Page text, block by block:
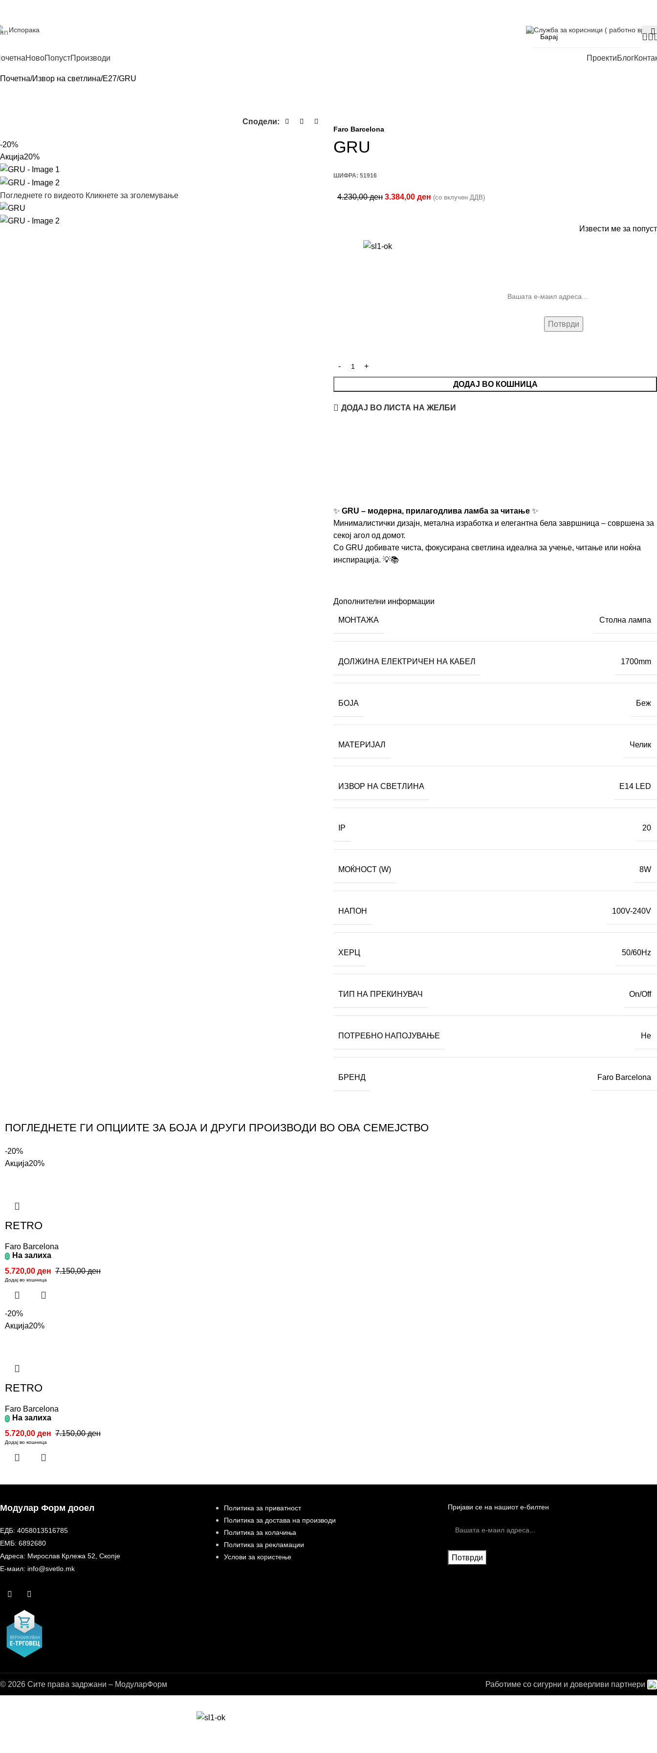
Испорака Служба за корисници ( работно
НовоПопустПроизводи ПроектиБлог
Почетна Извор на светлина E27 GRU
Сподели:
-20%
Акција20%
Погледнете го видеото Кликнете за зголемување
Faro Barcelona
GRU
ШИФРА: 51916
4.230,00ден 3.384,00 ден (со вклучен ДДВ)
Извести ме за попуст
ДОДАЈ ВО КОШНИЦА
ДОДАЈ ВО ЛИСТА НА ЖЕЛБИ
✨ GRU – модерна, прилагодлива ламба за читање ✨
Минималистички дизајн, метална изработка и елегантна бела завршница – совршена за
секој агол од домот.
Со GRU добивате чиста, фокусирана светлина идеална за учење, читање или ноќна
инспирација. 💡📚
Дополнителни информации
МОНТАЖА Столна лампа
ДОЛЖИНА ЕЛЕКТРИЧЕН НА КАБЕЛ 1700mm
БОЈА Беж
МАТЕРИЈАЛ Челик
ИЗВОР НА СВЕТЛИНА E14 LED
IP 20
МОЌНОСТ (W) 8W
НАПОН 100V-240V
ХЕРЦ 50/60Hz
ТИП НА ПРЕКИНУВАЧ On/Off
ПОТРЕБНО НАПОЈУВАЊЕ Не
БРЕНД Faro Barcelona
ПОГЛЕДНЕТЕ ГИ ОПЦИИТЕ ЗА БОЈА И ДРУГИ ПРОИЗВОДИ ВО ОВА СЕМЕЈСТВО
-20%
Акција20%
RETRO
Faro Barcelona
На залиха
7.150,00ден
5.720,00 ден
Додај во кошница
-20%
Акција20%
RETRO
Faro Barcelona
На залиха
7.150,00ден
5.720,00 ден
Додај во кошница
Модулар Форм дооел
ЕДБ: 4058013516785
ЕМБ: 6892680
Адреса: Мирослав Крлежа 52, Скопје
Е-маил: info@svetlo.mk
Политика за приватност
Политика за достава на производи
Политика за колачиња
Политика за рекламации
Услови за користење
Пријави се на нашиот е-билтен
© 2026 Сите права задржани – МодуларФорм Работиме со сигурни и доверливи партнери